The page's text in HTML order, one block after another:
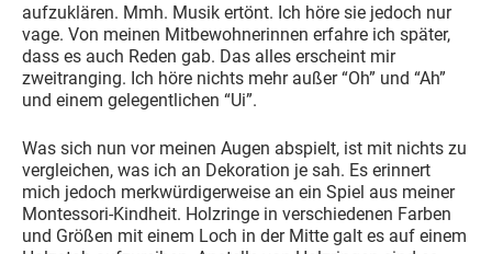
aufzuklären. Mmh. Musik ertönt. Ich höre sie jedoch nur
vage. Von meinen Mitbewohnerinnen erfahre ich später,
dass es auch Reden gab. Das alles erscheint mir
zweitranging. Ich höre nichts mehr außer “Oh” und “Ah”
und einem gelegentlichen “Ui”.
Was sich nun vor meinen Augen abspielt, ist mit nichts zu
vergleichen, was ich an Dekoration je sah. Es erinnert
mich jedoch merkwürdigerweise an ein Spiel aus meiner
Montessori-Kindheit. Holzringe in verschiedenen Farben
und Größen mit einem Loch in der Mitte galt es auf einem